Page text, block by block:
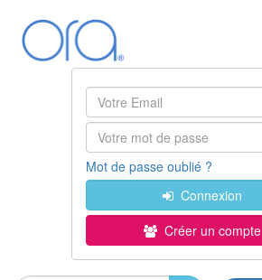
Mot de passe oublié ?
Connexion
Créer un compte